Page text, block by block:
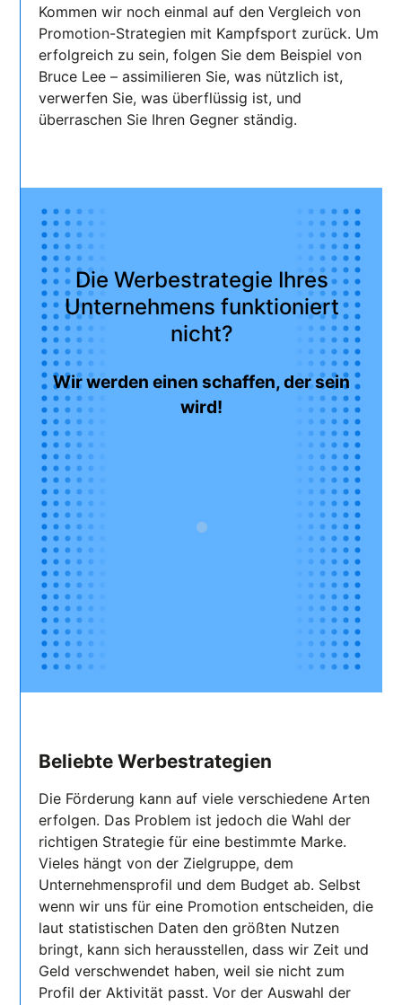
Kommen wir noch einmal auf den Vergleich von
Promotion-Strategien mit Kampfsport zurück. Um
erfolgreich zu sein, folgen Sie dem Beispiel von
Bruce Lee – assimilieren Sie, was nützlich ist,
verwerfen Sie, was überflüssig ist, und
überraschen Sie Ihren Gegner ständig.
Die Werbestrategie Ihres
Unternehmens funktioniert
nicht?
Wir werden einen schaffen, der sein
wird!
Beliebte Werbestrategien
Die Förderung kann auf viele verschiedene Arten
erfolgen. Das Problem ist jedoch die Wahl der
richtigen Strategie für eine bestimmte Marke.
Vieles hängt von der Zielgruppe, dem
Unternehmensprofil und dem Budget ab. Selbst
wenn wir uns für eine Promotion entscheiden, die
laut statistischen Daten den größten Nutzen
bringt, kann sich herausstellen, dass wir Zeit und
Geld verschwendet haben, weil sie nicht zum
Profil der Aktivität passt. Vor der Auswahl der